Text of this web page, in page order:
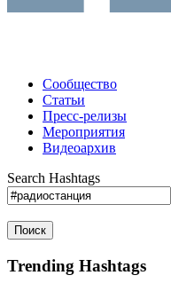
Сообщество
Статьи
Пресс-релизы
Мероприятия
Видеоархив
Search Hashtags
Поиск
Trending Hashtags